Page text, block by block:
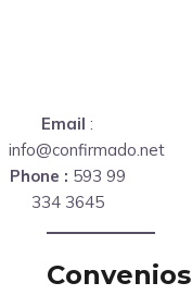
Email :
info@confirmado.net
Phone : 593 99
334 3645
Convenios